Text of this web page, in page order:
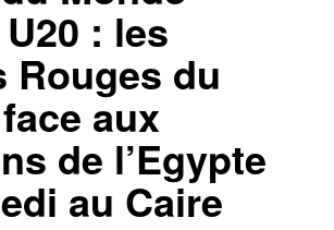
: les
Rouges du
aux
de l’Egypte
au Caire